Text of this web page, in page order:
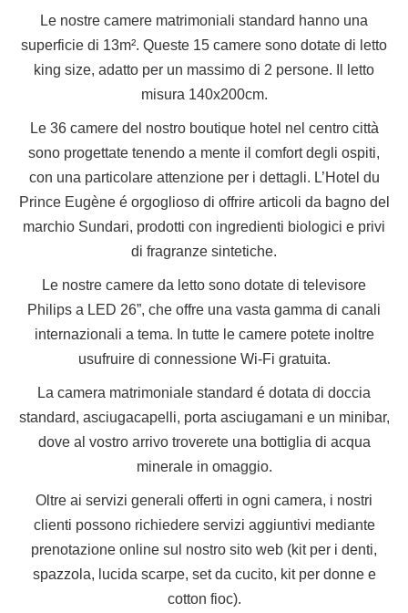
Le nostre camere matrimoniali standard hanno una
superficie di 13m². Queste 15 camere sono dotate di letto
king size, adatto per un massimo di 2 persone. Il letto
misura 140x200cm.
Le 36 camere del nostro boutique hotel nel centro città
sono progettate tenendo a mente il comfort degli ospiti,
con una particolare attenzione per i dettagli. L’Hotel du
Prince Eugène é orgoglioso di offrire articoli da bagno del
marchio Sundari, prodotti con ingredienti biologici e privi
di fragranze sintetiche.
Le nostre camere da letto sono dotate di televisore
Philips a LED 26”, che offre una vasta gamma di canali
internazionali a tema. In tutte le camere potete inoltre
usufruire di connessione Wi-Fi gratuita.
La camera matrimoniale standard é dotata di doccia
standard, asciugacapelli, porta asciugamani e un minibar,
dove al vostro arrivo troverete una bottiglia di acqua
minerale in omaggio.
Oltre ai servizi generali offerti in ogni camera, i nostri
clienti possono richiedere servizi aggiuntivi mediante
prenotazione online sul nostro sito web (kit per i denti,
spazzola, lucida scarpe, set da cucito, kit per donne e
cotton fioc).